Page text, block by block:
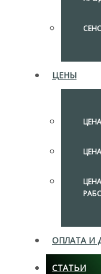
ЦЕНЫ
ОПЛАТА И
СТАТЬИ